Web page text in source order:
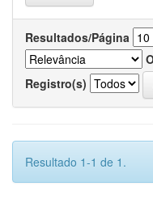
Resultados/Página
Registro(s)
Resultado 1-1 de 1.